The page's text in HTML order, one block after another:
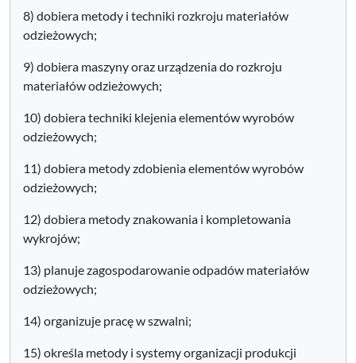
8) dobiera metody i techniki rozkroju materiałów
odzieżowych;
9) dobiera maszyny oraz urządzenia do rozkroju
materiałów odzieżowych;
10) dobiera techniki klejenia elementów wyrobów
odzieżowych;
11) dobiera metody zdobienia elementów wyrobów
odzieżowych;
12) dobiera metody znakowania i kompletowania
wykrojów;
13) planuje zagospodarowanie odpadów materiałów
odzieżowych;
14) organizuje pracę w szwalni;
15) określa metody i systemy organizacji produkcji